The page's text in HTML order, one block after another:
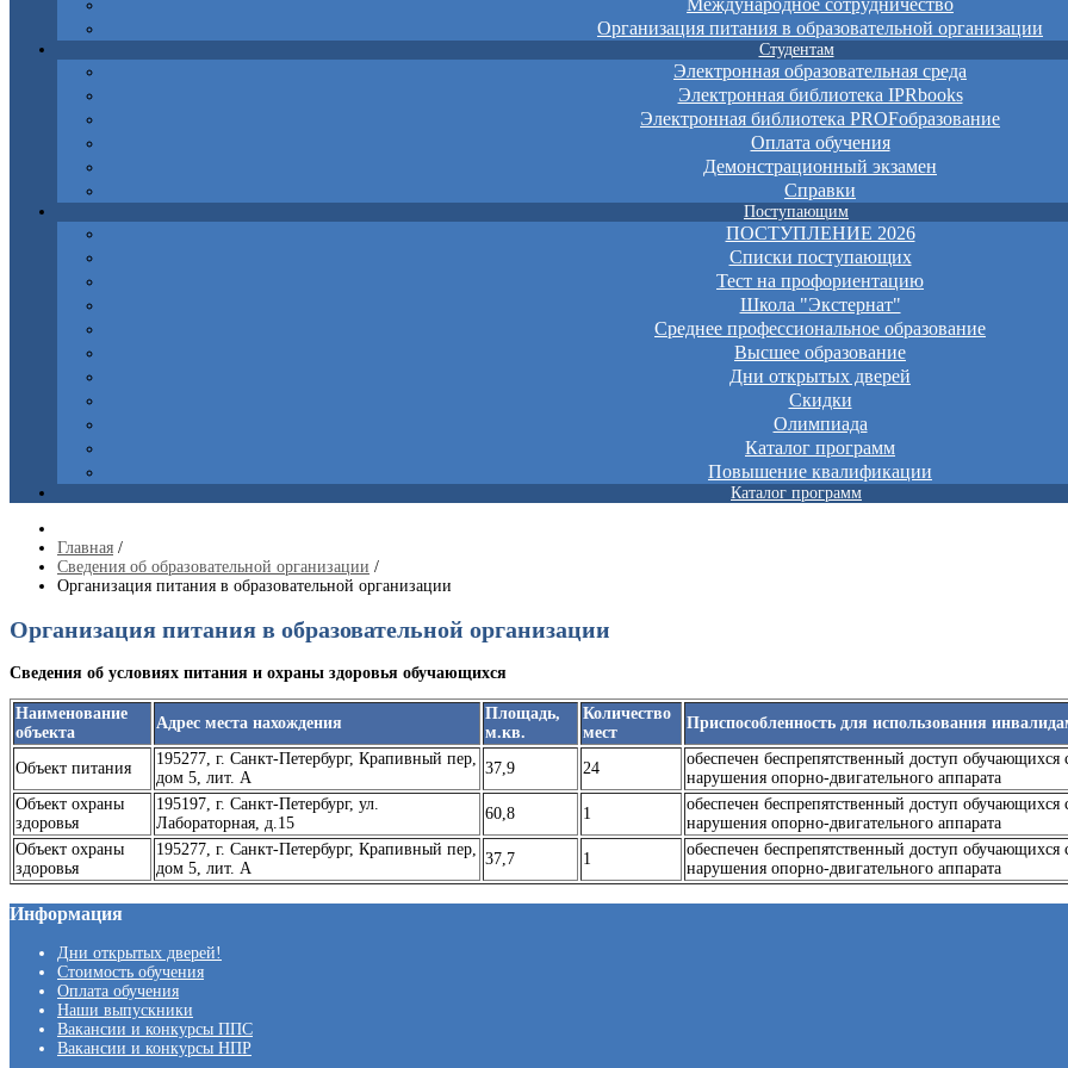
Организация питания в образовательной организации
Студентам
Электронная образовательная среда
Электронная библиотека IPRbooks
Электронная библиотека PROFобразование
Оплата обучения
Демонстрационный экзамен
Справки
Поступающим
ПОСТУПЛЕНИЕ 2026
Списки поступающих
Тест на профориентацию
Школа "Экстернат"
Среднее профессиональное образование
Высшее образование
Дни открытых дверей
Скидки
Олимпиада
Каталог программ
Повышение квалификации
Каталог программ
Главная /
Сведения об образовательной организации /
Организация питания в образовательной организации
Организация питания в образовательной организации
Сведения об условиях питания и охраны здоровья обучающихся
Наименование
объекта
Адрес места нахождения
Площадь,
м.кв.
Количество
мест
Приспособленность для использования
Объект питания
195277, г. Санкт-Петербург, Крапивный пер,
дом 5, лит. А
37,9 24
обеспечен беспрепятственный доступ
нарушения опорно-двигательного аппарата
Объект охраны
здоровья
195197, г. Санкт-Петербург, ул.
Лабораторная, д.15
60,8 1
обеспечен беспрепятственный доступ
нарушения опорно-двигательного аппарата
Объект охраны
здоровья
195277, г. Санкт-Петербург, Крапивный пер,
дом 5, лит. А
37,7 1
обеспечен беспрепятственный доступ
нарушения опорно-двигательного аппарата
Информация
Дни открытых дверей!
Стоимость обучения
Оплата обучения
Наши выпускники
Вакансии и конкурсы ППС
Вакансии и конкурсы НПР